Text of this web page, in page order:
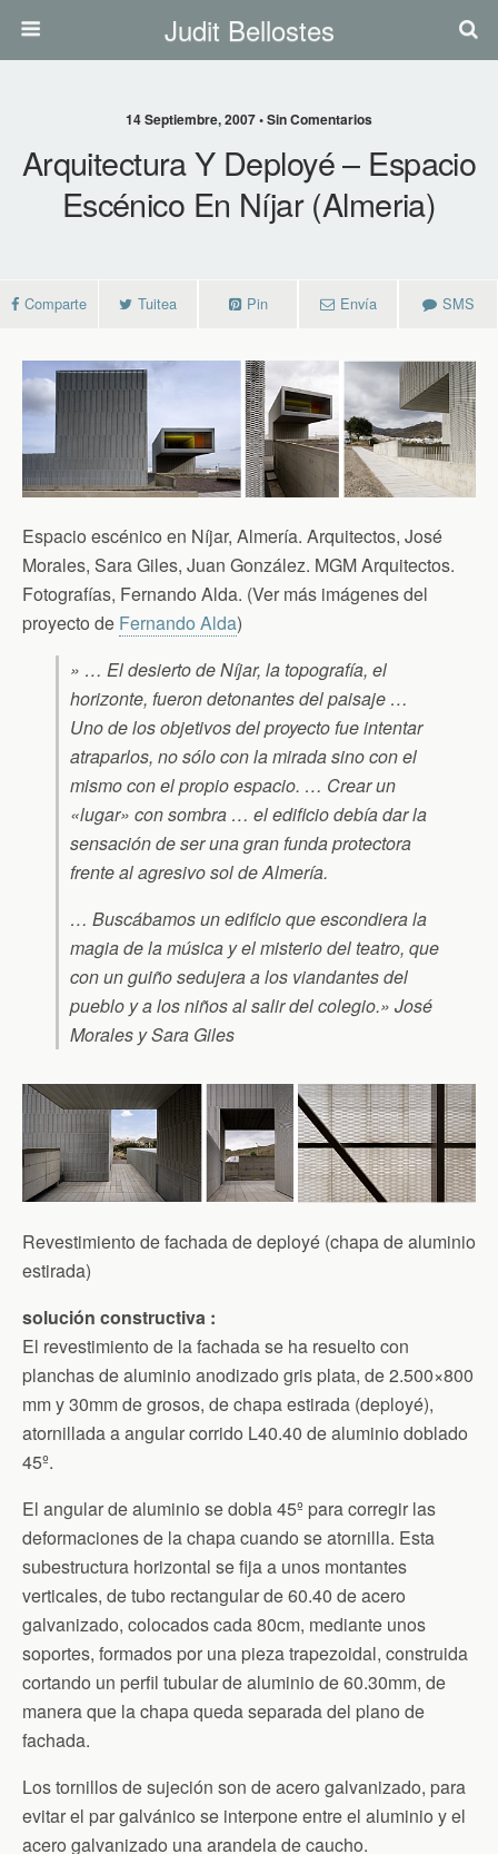
Judit Bellostes
14 Septiembre, 2007 • Sin Comentarios
Arquitectura Y Deployé – Espacio
Escénico En Níjar (Almeria)
Comparte Tuitea Pin Envía SMS
Espacio escénico en Níjar, Almería. Arquitectos, José
Morales, Sara Giles, Juan González. MGM Arquitectos.
Fotografías, Fernando Alda. (Ver más imágenes del
proyecto de Fernando Alda)
» … El desierto de Níjar, la topografía, el
horizonte, fueron detonantes del paisaje …
Uno de los objetivos del proyecto fue intentar
atraparlos, no sólo con la mirada sino con el
mismo con el propio espacio. … Crear un
«lugar» con sombra … el edificio debía dar la
sensación de ser una gran funda protectora
frente al agresivo sol de Almería.
… Buscábamos un edificio que escondiera la
magia de la música y el misterio del teatro, que
con un guiño sedujera a los viandantes del
pueblo y a los niños al salir del colegio.» José
Morales y Sara Giles
Revestimiento de fachada de deployé (chapa de aluminio
estirada)
solución constructiva :
El revestimiento de la fachada se ha resuelto con
planchas de aluminio anodizado gris plata, de 2.500×800
mm y 30mm de grosos, de chapa estirada (deployé),
atornillada a angular corrido L40.40 de aluminio doblado
45º.
El angular de aluminio se dobla 45º para corregir las
deformaciones de la chapa cuando se atornilla. Esta
subestructura horizontal se fija a unos montantes
verticales, de tubo rectangular de 60.40 de acero
galvanizado, colocados cada 80cm, mediante unos
soportes, formados por una pieza trapezoidal, construida
cortando un perfil tubular de aluminio de 60.30mm, de
manera que la chapa queda separada del plano de
fachada.
Los tornillos de sujeción son de acero galvanizado, para
evitar el par galvánico se interpone entre el aluminio y el
acero galvanizado una arandela de caucho.